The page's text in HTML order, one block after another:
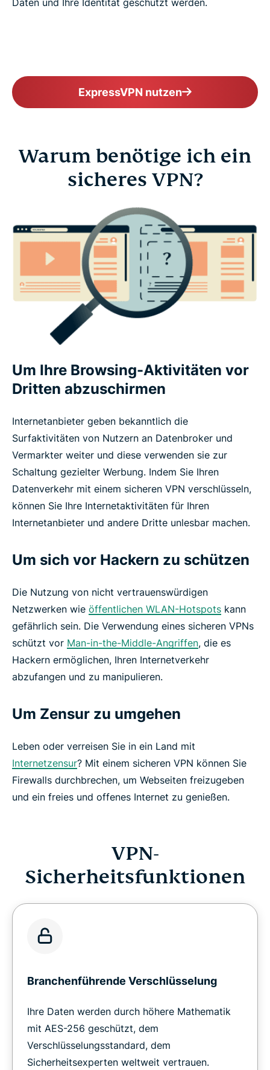
ExpressVPN nutzen
Warum benötige ich ein
sicheres VPN?
Um Ihre Browsing-Aktivitäten vor
Dritten abzuschirmen
Internetanbieter geben bekanntlich die
Surfaktivitäten von Nutzern an Datenbroker und
Vermarkter weiter und diese verwenden sie zur
Schaltung gezielter Werbung. Indem Sie Ihren
Datenverkehr mit einem sicheren VPN verschlüsseln,
können Sie Ihre Internetaktivitäten für Ihren
Internetanbieter und andere Dritte unlesbar machen.
Um sich vor Hackern zu schützen
Die Nutzung von nicht vertrauenswürdigen
Netzwerken wie öffentlichen WLAN-Hotspots kann
gefährlich sein. Die Verwendung eines sicheren VPNs
schützt vor Man-in-the-Middle-Angriffen, die es
Hackern ermöglichen, Ihren Internetverkehr
abzufangen und zu manipulieren.
Um Zensur zu umgehen
Leben oder verreisen Sie in ein Land mit
Internetzensur? Mit einem sicheren VPN können Sie
Firewalls durchbrechen, um Webseiten freizugeben
und ein freies und offenes Internet zu genießen.
VPN-
Sicherheitsfunktionen
Branchenführende Verschlüsselung
Ihre Daten werden durch höhere Mathematik
mit AES-256 geschützt, dem
Verschlüsselungsstandard, dem
Sicherheitsexperten weltweit vertrauen.